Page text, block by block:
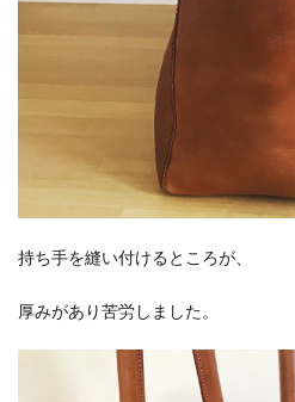
持ち手を縫い付けるところが、
厚みがあり苦労しました。